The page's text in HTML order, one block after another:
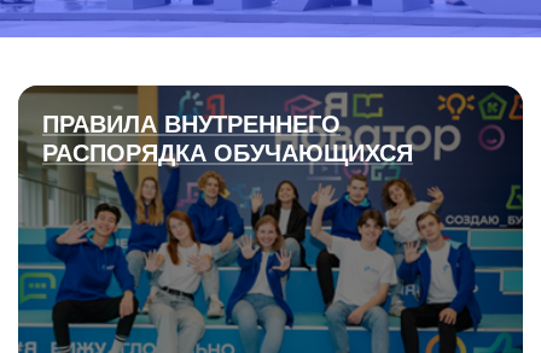
ПРАВИЛА ВНУТРЕННЕГО
РАСПОРЯДКА ОБУЧАЮЩИХСЯ